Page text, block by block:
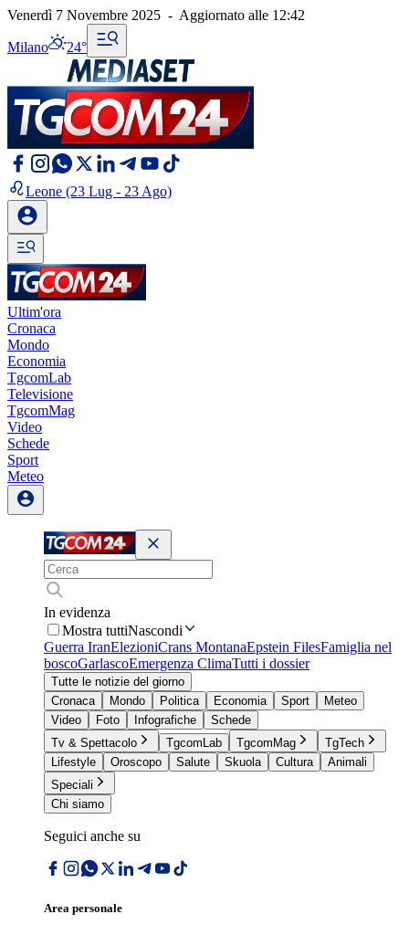
Venerdì 7 Novembre 2025 - Aggiornato alle 12:42
Milano 24°
Leone (23 Lug - 23 Ago)
Ultim'ora
Cronaca
Mondo
Economia
TgcomLab
Televisione
TgcomMag
Video
Schede
Sport
Meteo
In evidenza
Mostra tuttiNascondi
Guerra IranElezioniCrans MontanaEpstein FilesFamiglia nel
boscoGarlascoEmergenza ClimaTutti i dossier
Tutte le notizie del giorno
Cronaca
Mondo Politica Economia Sport
Meteo
Video
Foto Infografiche
Schede
Tv & Spettacolo
TgcomLab TgcomMag
TgTech
Lifestyle
Oroscopo Salute Skuola Cultura
Animali
Speciali
Chi siamo
Seguici anche su
Area personale